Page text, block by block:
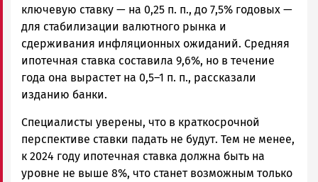
ключевую ставку — на 0,25 п. п., до 7,5% годовых —
для стабилизации валютного рынка и
сдерживания инфляционных ожиданий. Средняя
ипотечная ставка составила 9,6%, но в течение
года она вырастет на 0,5–1 п. п., рассказали
изданию банки.
Специалисты уверены, что в краткосрочной
перспективе ставки падать не будут. Тем не менее,
к 2024 году ипотечная ставка должна быть на
уровне не выше 8%, что станет возможным только